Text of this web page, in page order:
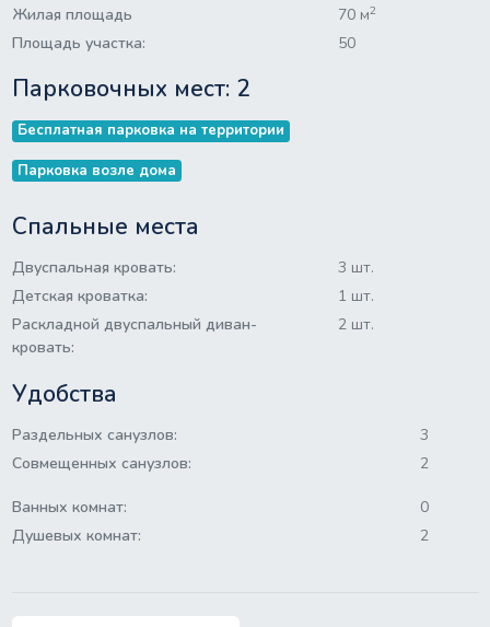
Жилая площадь 70 м2
Площадь участка: 50
Парковочных мест: 2
Бесплатная парковка на территории
Парковка возле дома
Спальные места
Двуспальная кровать:
3 шт.
Детская кроватка:
1 шт.
Раскладной двуспальный диван-
кровать:
2 шт.
Удобства
Раздельных санузлов:
3
Совмещенных санузлов:
2
Ванных комнат:
0
Душевых комнат:
2